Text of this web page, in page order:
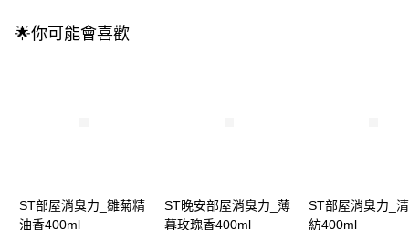
1.本服務係由「台灣大哥大股份有限公司」（以下簡稱本公司）所提供，讓
用戶於交易時，得透過本服務購買商品或服務，並由商店將買賣／分期付款
付款後7-11取貨
付款後門市自取
每筆NT$100，滿NT$399(含以上)免運費
🌟你可能會喜歡
ST部屋消臭力_雛菊精
油香400ml
ST晚安部屋消臭力_薄
暮玫瑰香400ml
ST部屋消臭力_
紡400ml